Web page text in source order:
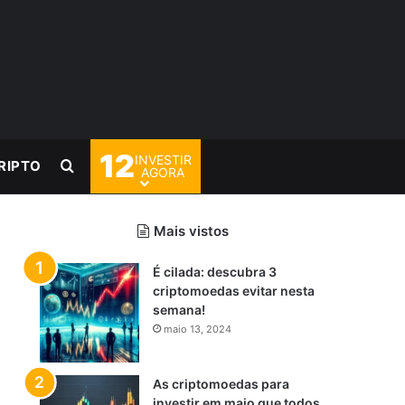
Procurar por
12INVESTIR
AGORA
Mais vistos
É cilada: descubra 3
criptomoedas evitar nesta
semana!
maio 13, 2024
As criptomoedas para